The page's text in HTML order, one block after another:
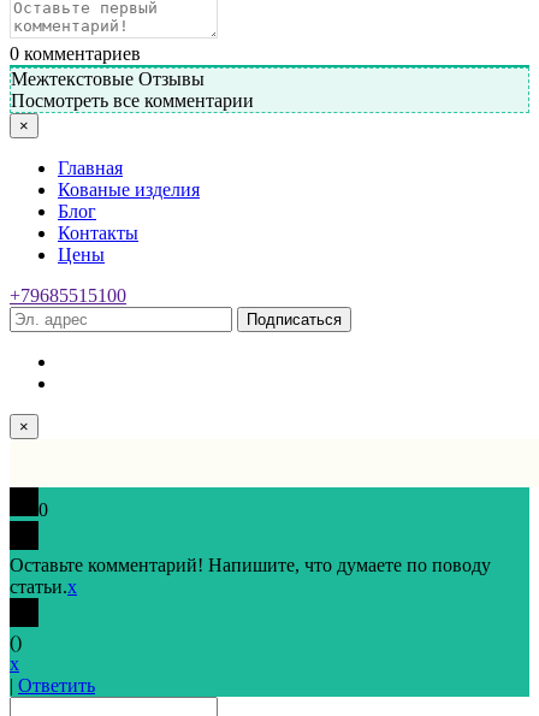
0 комментариев
Межтекстовые Отзывы
Посмотреть все комментарии
×
Главная
Кованые изделия
Блог
Контакты
Цены
+79685515100
Подписаться
×
0
Оставьте комментарий! Напишите, что думаете по поводу
статьи.x
()
x
| Ответить